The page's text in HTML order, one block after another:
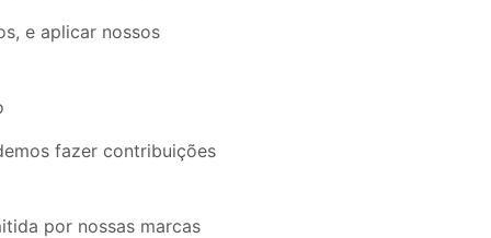
e aplicar nossos
fazer contribuições
por nossas marcas